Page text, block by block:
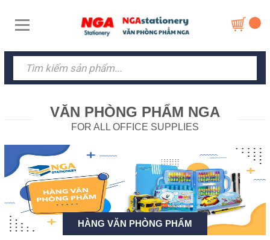
VĂN PHÒNG PHẨM NGA
FOR ALL OFFICE SUPPLIES
HÀNG VĂN PHÒNG PHẨM